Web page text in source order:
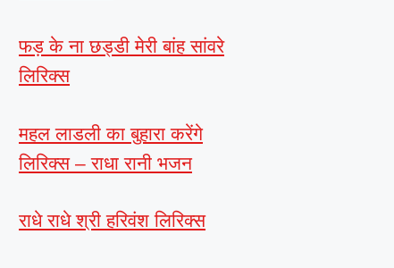
फड़ के ना छड्डी मेरी बांह सांवरे
लिरिक्स
महल लाडली का बुहारा करेंगे
लिरिक्स – राधा रानी भजन
राधे राधे श्री हरिवंश लिरिक्स